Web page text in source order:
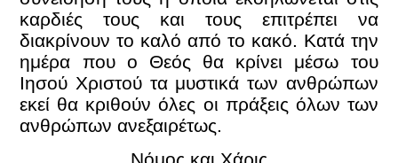
καρδιές τους και τους επιτρέπει να
διακρίνουν το καλό από το κακό. Κατά την
ημέρα που ο Θεός θα κρίνει μέσω του
Ιησού Χριστού τα μυστικά των ανθρώπων
εκεί θα κριθούν όλες οι πράξεις όλων των
ανθρώπων ανεξαιρέτως.